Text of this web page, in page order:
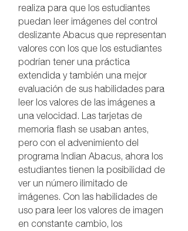
realiza para que los estudiantes
puedan leer imágenes del control
deslizante Abacus que representan
valores con los que los estudiantes
podrían tener una práctica
extendida y también una mejor
evaluación de sus habilidades para
leer los valores de las imágenes a
una velocidad. Las tarjetas de
memoria flash se usaban antes,
pero con el advenimiento del
programa Indian Abacus, ahora los
estudiantes tienen la posibilidad de
ver un número ilimitado de
imágenes. Con las habilidades de
uso para leer los valores de imagen
en constante cambio, los